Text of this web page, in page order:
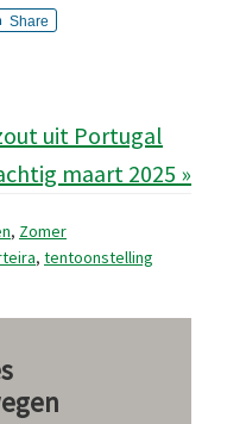
Share
uit Portugal
maart 2025 »
, Zomer
, tentoonstelling